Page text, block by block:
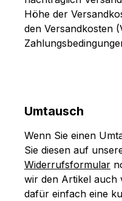
Höhe der
den Versandkosten
Umtausch
Wenn Sie einen
Sie diesen auf
Widerrufsformular
wir den Artikel auch
dafür einfach eine